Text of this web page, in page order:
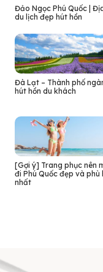
Đảo Ngọc Phú Quốc |
du lịch đẹp hút hồn
Đà Lạt – Thành phố
hút hồn du khách
[Gợi ý] Trang phục nên
đi Phú Quốc đẹp và phù
nhất